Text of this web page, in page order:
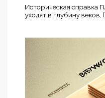
Историческая справка
уходят в глубину веков,